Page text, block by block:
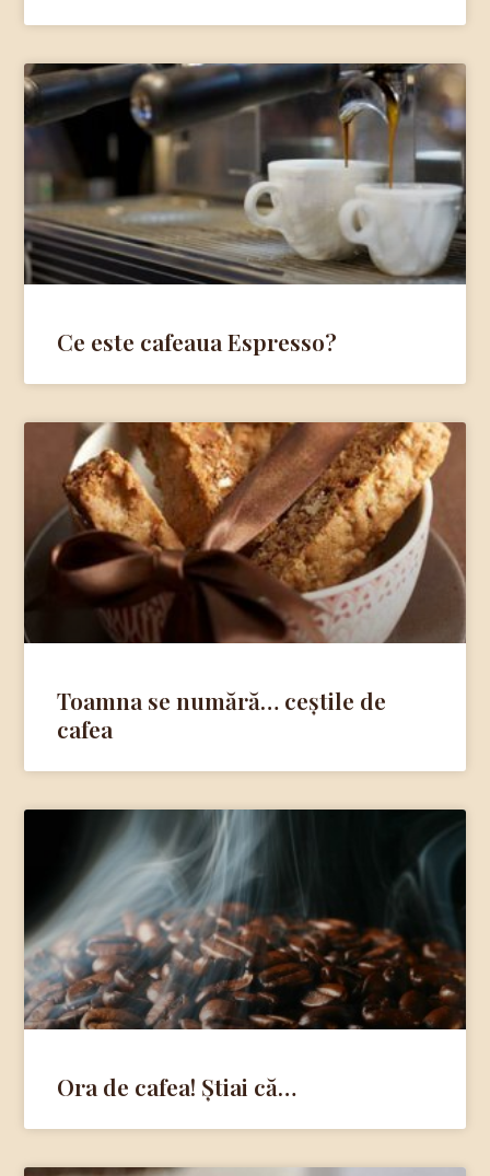
Ce este cafeaua Espresso?
Toamna se numără… ceștile de
cafea
Ora de cafea! Știai că…